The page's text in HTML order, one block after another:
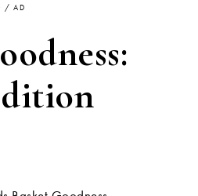
/ AD